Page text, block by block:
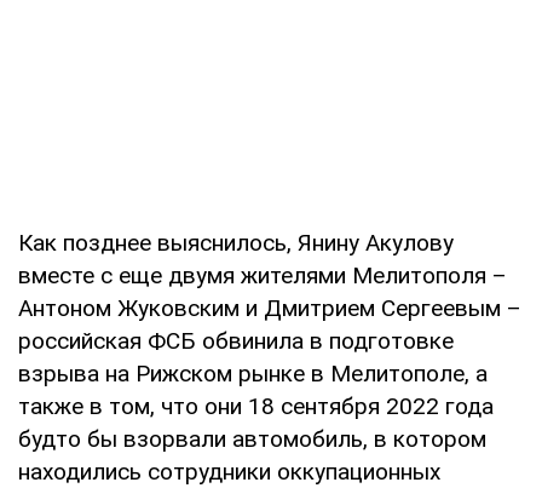
Как позднее выяснилось, Янину Акулову
вместе с еще двумя жителями Мелитополя –
Антоном Жуковским и Дмитрием Сергеевым –
российская ФСБ обвинила в подготовке
взрыва на Рижском рынке в Мелитополе, а
также в том, что они 18 сентября 2022 года
будто бы взорвали автомобиль, в котором
находились сотрудники оккупационных